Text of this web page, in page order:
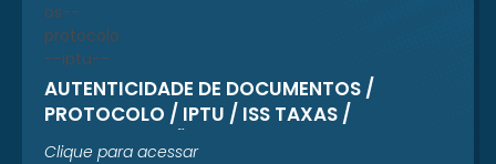
AUTENTICIDADE DE DOCUMENTOS /
PROTOCOLO / IPTU / ISS TAXAS /
REGULARIZAÇÃO CADASTRAL
Clique para acessar